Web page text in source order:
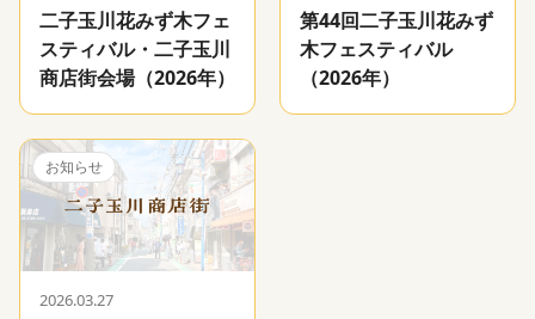
二子玉川花みず木フェ
スティバル・二子玉川
商店街会場（2026年）
第44回二子玉川花みず
木フェスティバル
（2026年）
お知らせ
2026.03.27